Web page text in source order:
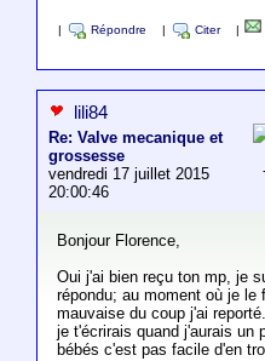
Répondre Citer
lili84
Re: Valve mecanique et
grossesse
vendredi 17 juillet 2015
20:00:46
Bonjour Florence,
Oui j'ai bien reçu ton mp, je
répondu; au moment où je
mauvaise du coup j'ai reporté.
je t'écrirais quand j'aurais un
bébés c'est pas facile d'en